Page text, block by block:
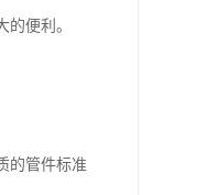
便利。
的管件标准